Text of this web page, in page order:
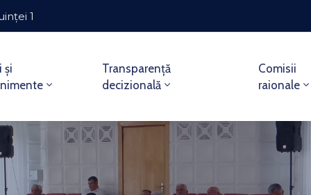
1
și
Transparență
decizională
Comisii
raionale